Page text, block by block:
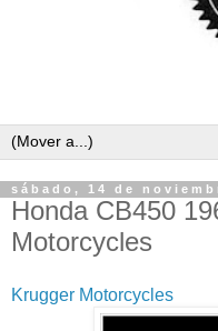
sábado, 14 de
Honda CB450
Motorcycles
Krugger Motorcycles